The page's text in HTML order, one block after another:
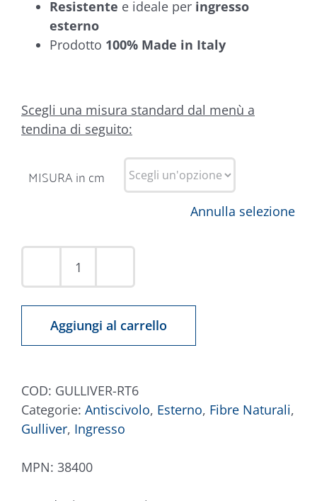
Resistente e ideale per ingresso
esterno
Prodotto 100% Made in Italy
Scegli una misura standard dal menù a
tendina di seguito:
MISURA in cm
Annulla selezione
Zerbino
cane
Aggiungi al carrello
COD: GULLIVER-RT6
Categorie: Antiscivolo, Esterno, Fibre Naturali,
Gulliver, Ingresso
MPN: 38400